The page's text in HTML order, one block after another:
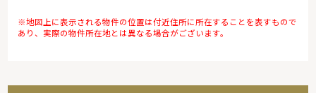
※地図上に表示される物件の位置は付近住所に所在することを表すもので
あり、実際の物件所在地とは異なる場合がございます。